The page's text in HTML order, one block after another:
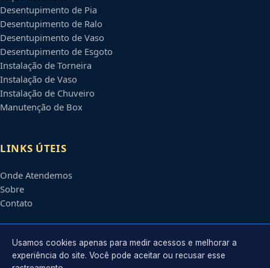
Desentupimento de Pia
Desentupimento de Ralo
Desentupimento de Vaso
Desentupimento de Esgoto
Instalação de Torneira
Instalação de Vaso
Instalação de Chuveiro
Manutenção de Box
LINKS ÚTEIS
Onde Atendemos
Sobre
Contato
CONTATO
Usamos cookies apenas para medir acessos e melhorar a
experiência do site. Você pode aceitar ou recusar esse